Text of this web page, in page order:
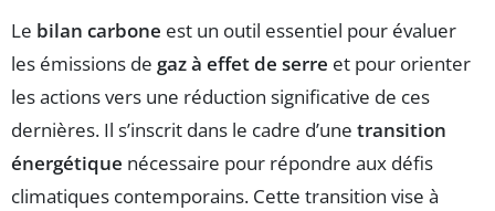
Le bilan carbone est un outil essentiel pour évaluer
les émissions de gaz à effet de serre et pour orienter
les actions vers une réduction significative de ces
dernières. Il s’inscrit dans le cadre d’une transition
énergétique nécessaire pour répondre aux défis
climatiques contemporains. Cette transition vise à